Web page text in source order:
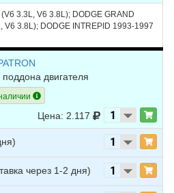
3.3L, V6 3.8L); DODGE GRAND
V6 3.8L); DODGE INTREPID 1993-1997
поддона двигателя
Цена: 2.117
через 1-2 дня)